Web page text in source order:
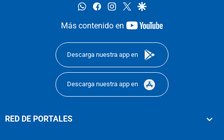
whatsappfacebookinstagram
twittergoogle
Más contenido en
youtube-
Descarga nuestra app en
Descarga nuestra app en
RED DE PORTALES